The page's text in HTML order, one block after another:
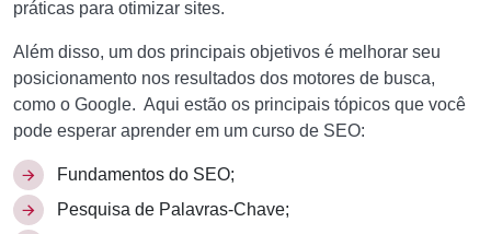
práticas para otimizar sites.
Além disso, um dos principais objetivos é melhorar seu
posicionamento nos resultados dos motores de busca,
como o Google. Aqui estão os principais tópicos que você
pode esperar aprender em um curso de SEO:
Fundamentos do SEO;
Pesquisa de Palavras-Chave;